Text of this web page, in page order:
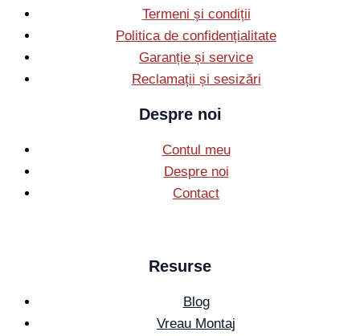
Termeni și condiții
Politica de confidențialitate
Garanție și service
Reclamații și sesizări
Despre noi
Contul meu
Despre noi
Contact
Resurse
Blog
Vreau Montaj